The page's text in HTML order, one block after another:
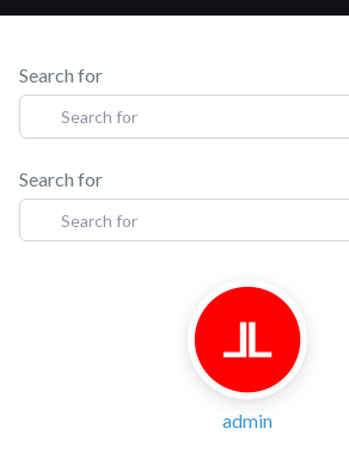
Search for
Search for
admin